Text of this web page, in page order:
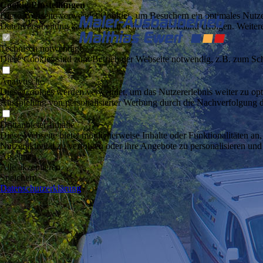
Cookie-Einstellungen
Diese Webseite verwendet Cookies, um Besuchern ein optimales
Datenverarbeitung kann dann auch in einem Drittland erfolgen.
Technisch notwendige
Diese Cookies sind zum Betrieb der Webseite notwendig, z.B. zum
Analytische
Diese Cookies werden verwendet, um das Nutzererlebnis weiter zu
Ausspielung von personalisierter Werbung durch die Nachverfolgung
Drittanbieter-Inhalte
Diese Webseite bietet möglicherweise Inhalte oder Funktionalitäten
Nutzeraktivität zu verfolgen oder ihre Angebote zu personalisieren
Ablehnen
Alle akzeptieren
Speichern
Datenschutzerklärung